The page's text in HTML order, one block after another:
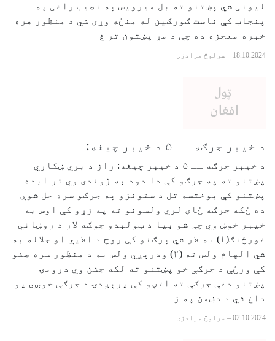
لیونی شي پښتنو ته بل میرویس په نصیب راغی په
پنجاب کې ناست ګورګین له منځه وړی شي د منظور هره
خبره معجزه ده چې د مړ پښتون تر غ
18.10.2024
– سرلوڅ مرادزی
د خیبر جرګه ــ ۵ د خیبر چیغه:
د خیبر جرګه ــ ۵ د خیبر چیغه: راز د بري ښکاري
پښتنو ته په جرګو کې دا دود به ژوندی وي تر ابده
پښتنو کې بوختسه تل د ستونزو په جرګو سره حل شوې
ده ځکه جرګه ځای لري ولسونو ته په زړو کې اوس به
خیبر خوښ وي چې شو بیا د ټولېدو جوګه لار د روښاني
غورځنګ(۱) به لار شي پرګنو کې روح د الايي او جلاله به
شي الهام ولس ته (۲) ودرېږي ولس به د منظور سره صفو
کې ورځې د جرګې خو پښتنو ته لکه جشن وي درومۍ
پښتنو دغې جرګې ته اتڼو کې پرېږدۍ د جرګې خوښي یو
داغ شي د دښمن په ز
02.10.2024
– سرلوڅ مرادزی